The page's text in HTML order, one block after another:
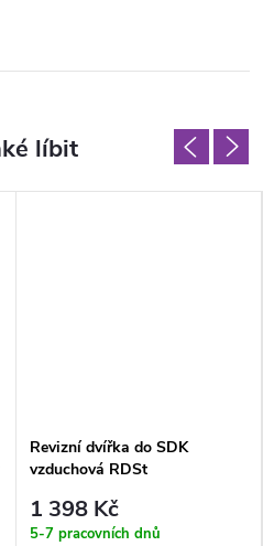
Revizní dvířka do SDK
vzduchová RDSt
1 398 Kč
5-7 pracovních dnů